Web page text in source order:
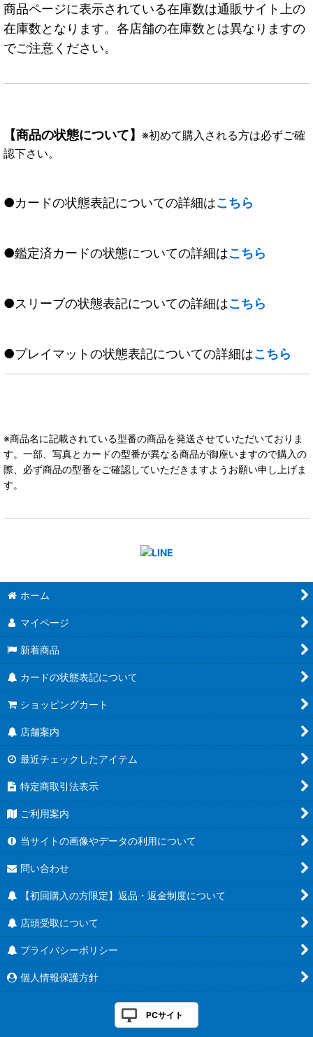
商品ページに表示されている在庫数は通販サイト上の
在庫数となります。各店舗の在庫数とは異なりますの
でご注意ください。
【商品の状態について】 ※初めて購入される方は必ずご確
認下さい。
●カードの状態表記についての詳細はこちら
●鑑定済カードの状態についての詳細はこちら
●スリーブの状態表記についての詳細はこちら
●プレイマットの状態表記についての詳細はこちら
※商品名に記載されている型番の商品を発送させていただいておりま
す。一部、写真とカードの型番が異なる商品が御座いますので購入の
際、必ず商品の型番をご確認していただきますようお願い申し上げま
す。
ホーム
マイページ
新着商品
カードの状態表記について
ショッピングカート
店舗案内
最近チェックしたアイテム
特定商取引法表示
ご利用案内
当サイトの画像やデータの利用について
問い合わせ
【初回購入の方限定】返品・返金制度について
店頭受取について
プライバシーポリシー
個人情報保護方針
PCサイト